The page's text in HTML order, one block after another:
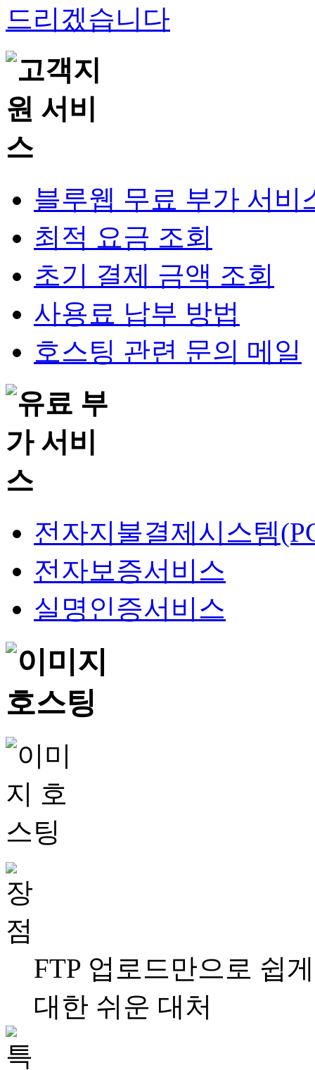
블루웹 무료 부가 서비
최적 요금 조회
초기 결제 금액 조회
사용료 납부 방법
호스팅 관련 문의 메일
전자지불결제시스템
전자보증서비스
실명인증서비스
FTP 업로드만으로 쉽
대한 쉬운 대처